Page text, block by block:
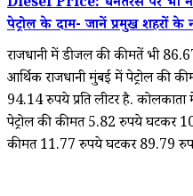
पेट्रोल के दाम- जानें प्रमुख शहरों के
राजधानी में डीजल की कीमतें भी 86.67
आर्थिक राजधानी मुंबई में पेट्रोल की
94.14 रुपये प्रति लीटर है. कोलकाता
पेट्रोल की कीमत 5.82 रुपये घटकर
कीमत 11.77 रुपये घटकर 89.79 रुपये